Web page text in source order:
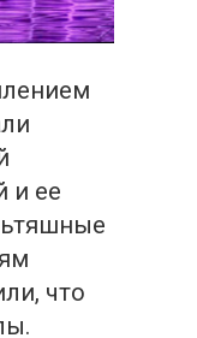
и ее
что